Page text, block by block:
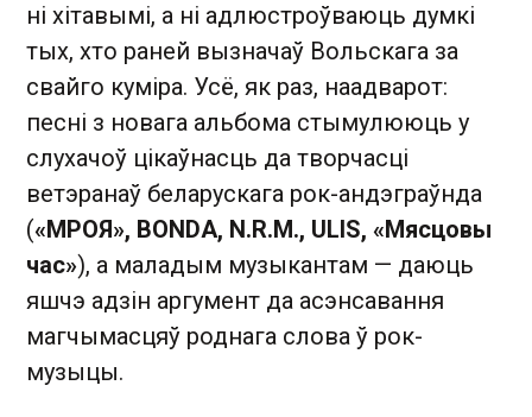
ні хітавымі, а ні адлюстроўваюць думкі
тых, хто раней вызначаў Вольскага за
свайго куміра. Усё, як раз, наадварот:
песні з новага альбома стымулююць у
слухачоў цікаўнасць да творчасці
ветэранаў беларускага рок-андэграўнда
(«МРОЯ», BONDA, N.R.M., ULIS, «Мясцовы
час»), а маладым музыкантам — даюць
яшчэ адзін аргумент да асэнсавання
магчымасцяў роднага слова ў рок-
музыцы.